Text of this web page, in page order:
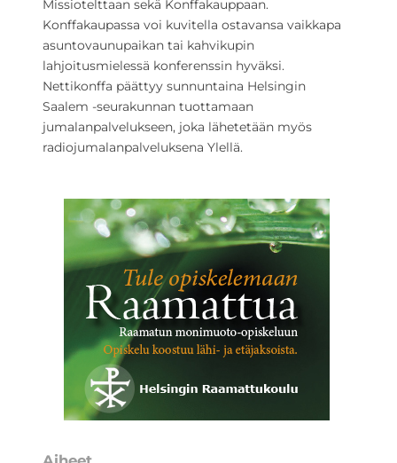
Missiotelttaan sekä Konffakauppaan.
Konffakaupassa voi kuvitella ostavansa vaikkapa
asuntovaunupaikan tai kahvikupin
lahjoitusmielessä konferenssin hyväksi.
Nettikonffa päättyy sunnuntaina Helsingin
Saalem -seurakunnan tuottamaan
jumalanpalvelukseen, joka lähetetään myös
radiojumalanpalveluksena Ylellä.